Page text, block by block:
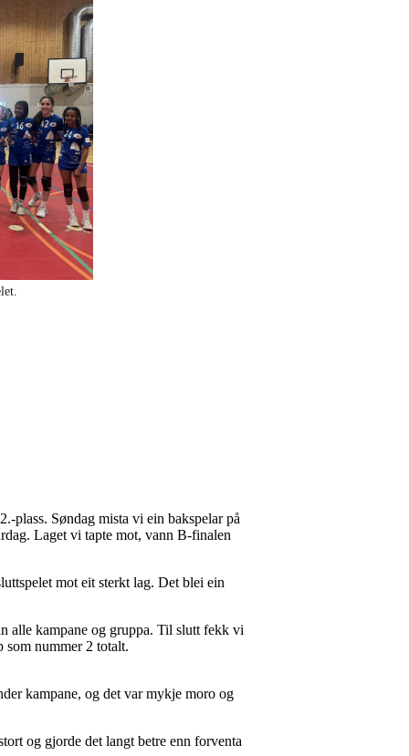
plass. Søndag mista vi ein bakspelar på
Laget vi tapte mot, vann B-finalen
mot eit sterkt lag. Det blei ein
alle kampane og gruppa. Til slutt fekk vi
som nummer 2 totalt.
kampane, og det var mykje moro og
og gjorde det langt betre enn forventa